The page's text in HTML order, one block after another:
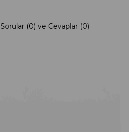
Sorular (0) ve Cevaplar (0)